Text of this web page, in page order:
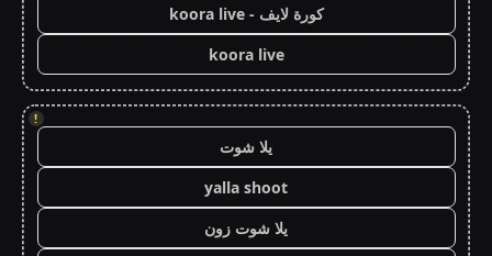
كورة لايف - koora live
koora live
!
يلا شوت
yalla shoot
يلا شوت زون